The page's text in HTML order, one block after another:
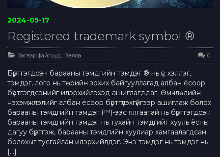
2024-05-17
Registered trademark symbol ®
Загвар файлууд , Зөвлөгөө 0
Бүртгэгдсэн барааны тэмдгийн тэмдэг ® нь үг, хэллэг,
тэмдэг, лого нь төрийн зохих байгууллагад албан ёсоор
бүртгэгдсэнийг илэрхийлэхэд ашиглагддаг. Өмчлөлийн
нэхэмжлэлийг албан ёсоор бүртгүүлэхгүйгээр ашиглаж болох
барааны тэмдгийн тэмдэг (™)-ээс ялгаатай нь бүртгэгдсэн
барааны тэмдгийн тэмдэг нь тухайн тэмдгийг хууль ёсны
дагуу бүртгэж, барааны тэмдгийн хуулиар хамгаалагдсан
болохыг тусгайлан илэрхийлдэг. Энэ тэмдэг нь тэмдэг нь
[…]